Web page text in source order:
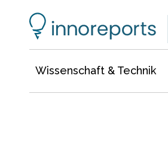
Wissenschaft & Technik